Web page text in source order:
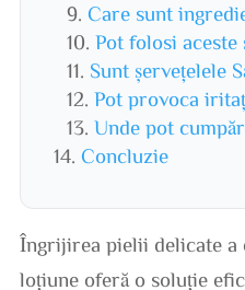
Care sunt
Pot folosi aceste
Sunt șervețelele
Pot provoca
Unde pot
Concluzie
Îngrijirea pielii delicate a
loțiune oferă o soluție